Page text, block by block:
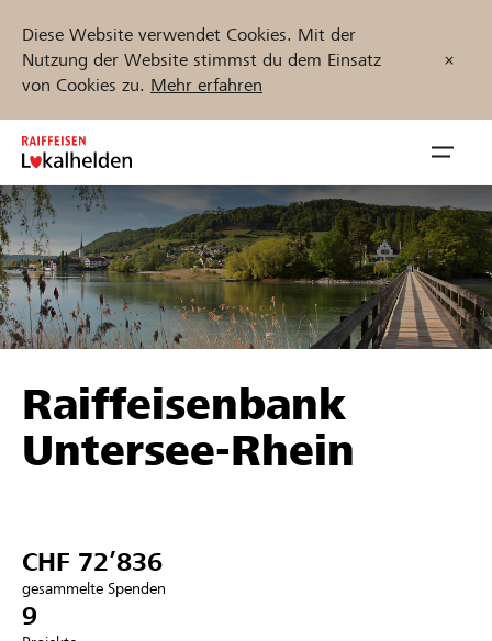
Diese Website verwendet Cookies. Mit der
Nutzung der Website stimmst du dem Einsatz
von Cookies zu. Mehr erfahren
Zum
Inhalt
springen
öffnen
Unterstützen
Hilfe & Support
Projekte und Organisationen finden
Jetzt starten
Raiffeisenbank
Untersee-Rhein
CHF 72’836
gesammelte Spenden
9